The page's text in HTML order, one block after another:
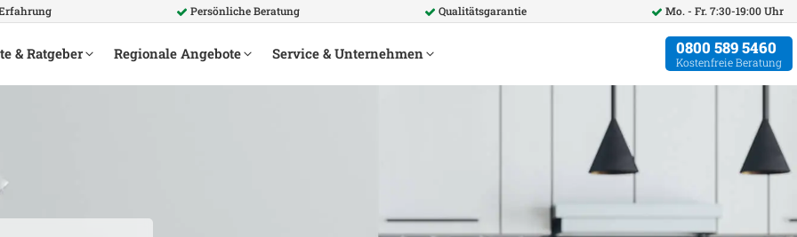
Persönliche Beratung Qualitätsgarantie Mo. - Fr. 7:30-19:00 Uhr
& Ratgeber Regionale Angebote Service & Unternehmen 0800 589 5460
Kostenfreie Beratung